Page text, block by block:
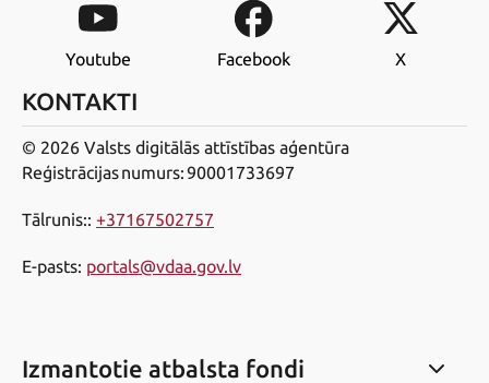
Youtube Facebook X
KONTAKTI
© 2026 Valsts digitālās attīstības aģentūra
Reģistrācijas numurs: 90001733697
Tālrunis:: +37167502757
E-pasts: portals@vdaa.gov.lv
Izmantotie atbalsta fondi